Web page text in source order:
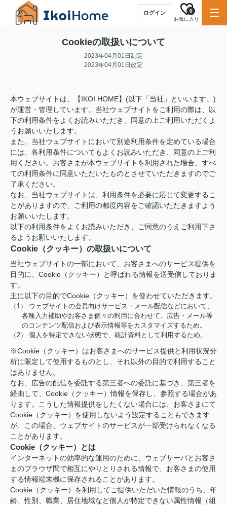
ログイン
お気に入り
0
Cookieの取扱いについて
2023年04月01日制定
2023年04月01日改定
本ウェブサイトは、【IKOI HOME】(以下「当社」といいます。)
が運営・管理しています。当社ウェブサイトをご利用の際は、以
下の利用条件をよくお読みいただき、同意の上ご利用いただくよ
うお願いいたします。
また、当社ウェブサイトにおいて別途利用条件を定めている場合
には、各利用条件についてもよくお読みいただき、同意の上ご利
用ください。お客さまが本ウェブサイトを利用された場合、すべ
ての利用条件に同意いただいたものとさせていただきますのでご
了承ください。
なお、当社ウェブサイトは、利用条件を必要に応じて変更するこ
とがありますので、ご利用の都度内容をご確認いただきますよう
お願いいたします。
以下の利用条件をよくお読みいただき、ご同意のうえご利用下さ
るようお願いいたします。
Cookie（クッキー）の取扱いについて
当社ウェブサイトの一部において、お客さまへのサービス提供を
目的に、Cookie（クッキー）と呼ばれる情報を送受信しておりま
す。
主に以下の目的でCookie（クッキー）を使わせていただきます。
（1） ウェブサイトの会員向けサービス・メール配信などにおいて、
各種入力補助やお客さま個々の利用に合わせて、広告・メール等
のコンテンツ配信および表示情報等をカスタマイズするため。
（2） 個人を特定できない状態で、統計資料として利用するため。
※Cookie（クッキー）はお客さまへのサービス提供と利用状況分
析に限定して使用するものとし、それ以外の目的で利用すること
はありません。
なお、広告の配信を委託する第三者への委託に基づき、第三者を
経由して、Cookie（クッキー）情報を保存し、参照する場合があ
ります。こうした情報提供をしたくない場合には、お客さまにて
Cookie（クッキー）を使用しないよう設定することもできます
が、この場合、ウェブサイトのサービスが一部受けられなくなる
ことがあります。
Cookie（クッキー）とは
インターネットの効率的な運用のために、ウェブサーバとお客さ
まのブラウザ間で相互にやりとりされる情報で、お客さまの使用
する情報端末機に保存されることがあります。
Cookie（クッキー）を利用してご提供いただいた情報のうち、年
齢、性別、職業、居住地域など個人が特定できない属性情報（組